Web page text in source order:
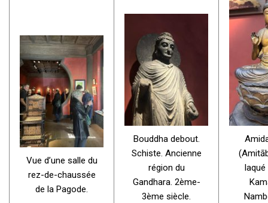
Vue d’une salle du
rez-de-chaussée
de la Pagode.
Bouddha debout.
Schiste. Ancienne
région du
Gandhara. 2ème-
3ème siècle.